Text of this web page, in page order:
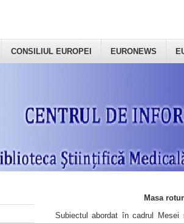
CONSILIUL EUROPEI EURONEWS
Masa
Subiectul abordat în cadrul Mesei